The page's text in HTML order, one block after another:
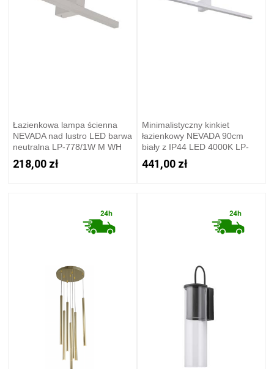
Łazienkowa lampa ścienna
NEVADA nad lustro LED barwa
neutralna LP-778/1W M WH
Light Prestige
218,00 zł
Minimalistyczny kinkiet
łazienkowy NEVADA 90cm
biały z IP44 LED 4000K LP-
778/1W XXL WH Light Prestige
441,00 zł